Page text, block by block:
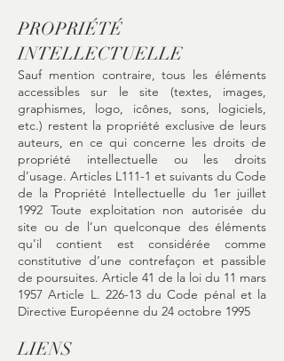
PROPRIÉTÉ
INTELLECTUELLE
Sauf mention contraire, tous les éléments
accessibles sur le site (textes, images,
graphismes, logo, icônes, sons, logiciels,
etc.) restent la propriété exclusive de leurs
auteurs, en ce qui concerne les droits de
propriété intellectuelle ou les droits
d’usage. Articles L111-1 et suivants du Code
de la Propriété Intellectuelle du 1er juillet
1992 Toute exploitation non autorisée du
site ou de l’un quelconque des éléments
qu’il contient est considérée comme
constitutive d’une contrefaçon et passible
de poursuites. Article 41 de la loi du 11 mars
1957 Article L. 226-13 du Code pénal et la
Directive Européenne du 24 octobre 1995
LIENS